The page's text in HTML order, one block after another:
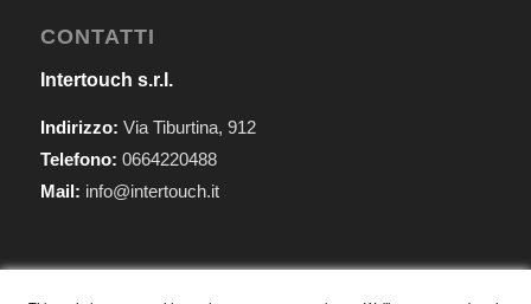
CONTATTI
Intertouch s.r.l.
Indirizzo: Via Tiburtina, 912
Telefono: 0664220488
Mail: info@intertouch.it